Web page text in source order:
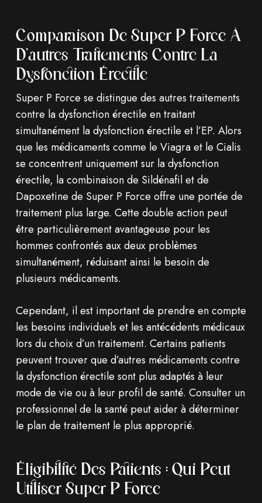
Comparaison De Super P Force À
D’autres Traitements Contre La
Dysfonction Érectile
Super P Force se distingue des autres traitements
contre la dysfonction érectile en traitant
simultanément la dysfonction érectile et l’EP. Alors
que les médicaments comme le Viagra et le Cialis
se concentrent uniquement sur la dysfonction
érectile, la combinaison de Sildénafil et de
Dapoxetine de Super P Force offre une portée de
traitement plus large. Cette double action peut
être particulièrement avantageuse pour les
hommes confrontés aux deux problèmes
simultanément, réduisant ainsi le besoin de
plusieurs médicaments.
Cependant, il est important de prendre en compte
les besoins individuels et les antécédents médicaux
lors du choix d’un traitement. Certains patients
peuvent trouver que d’autres médicaments contre
la dysfonction érectile sont plus adaptés à leur
mode de vie ou à leur profil de santé. Consulter un
professionnel de la santé peut aider à déterminer
le plan de traitement le plus approprié.
Éligibilité Des Patients : Qui Peut
Utiliser Super P Force